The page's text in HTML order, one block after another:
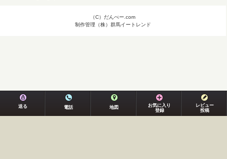
（C）だんべー.com
制作管理（株）群馬イートレンド
送る 電話 地図
お気に入り
登録
レビュー
投稿